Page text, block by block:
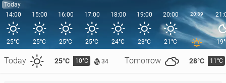
Today
14:00
25°C
Today 25°C 10°C 34 Tomorrow 28°C 11°C
15:00
25°C
16:00
25°C
17:00
25°C
18:00
24°C
19:00
23°C
20:00
21°C
20:39